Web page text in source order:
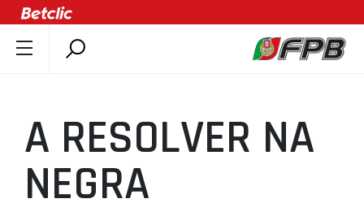
ÚLTIMAS
COMPETIÇÕES
ASSOCIAÇÕES
A RESOLVER NA
NEGRA